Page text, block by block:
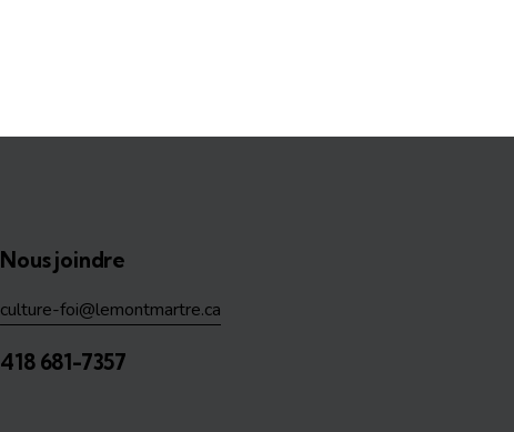
Nous joindre
culture-foi@lemontmartre.ca
418 681-7357